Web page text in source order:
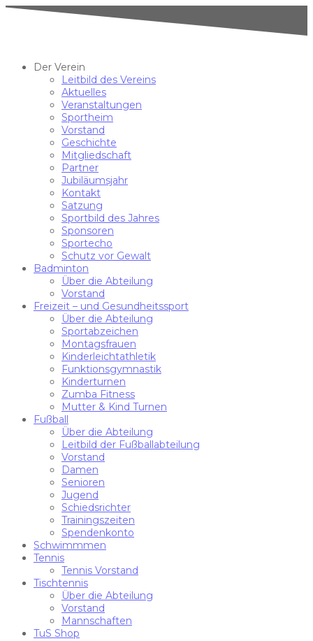
Der Verein
Leitbild des Vereins
Aktuelles
Veranstaltungen
Sportheim
Vorstand
Geschichte
Mitgliedschaft
Partner
Jubiläumsjahr
Kontakt
Satzung
Sportbild des Jahres
Sponsoren
Sportecho
Schutz vor Gewalt
Badminton
Über die Abteilung
Vorstand
Freizeit – und Gesundheitssport
Über die Abteilung
Sportabzeichen
Montagsfrauen
Kinderleichtathletik
Funktionsgymnastik
Kinderturnen
Zumba Fitness
Mutter & Kind Turnen
Fußball
Über die Abteilung
Leitbild der Fußballabteilung
Vorstand
Damen
Senioren
Jugend
Schiedsrichter
Trainingszeiten
Spendenkonto
Schwimmmen
Tennis
Tennis Vorstand
Tischtennis
Über die Abteilung
Vorstand
Mannschaften
TuS Shop